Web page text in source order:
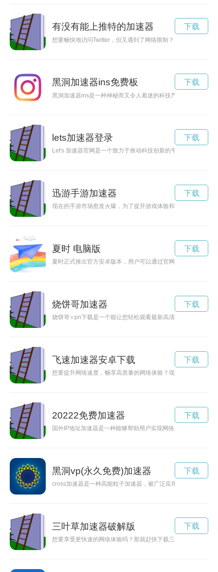
有没有能上推特的加速器
想要畅快地访问Twitter，但又遇到了网络限制？不妨试试使用
下载
黑洞加速器ins免费板
黑洞加速器ins是一种神秘而又令人着迷的科技产品，被用来探
下载
lets加速器登录
Let's 加速器官网是一个致力于推动科技创新的平台，为创业者
下载
迅游手游加速器
现在的手游市场愈发火爆，为了提升游戏体验和获得更多的乐
下载
夏时 电脑版
夏时正式推出官方安卓版本，用户可以通过官网下载安装，享受
下载
烧饼哥加速器
烧饼哥∨pn下载是一个能让您轻松观看最新高清电影的平台，
下载
飞速加速器安卓下载
想要提升网络速度，畅享高质量的网络体验？现在就来飞速加
下载
20222免费加速器
国外IP地址加速器是一种能够帮助用户实现网络跨境访问，畅
下载
黑洞vp(永久免费)加速器
cross加速器是一种高能粒子加速器，被广泛应用于科学研究和
下载
三叶草加速器破解版
想要享受更快速的网络体验吗？那就赶快下载三叶草加速器吧
下载